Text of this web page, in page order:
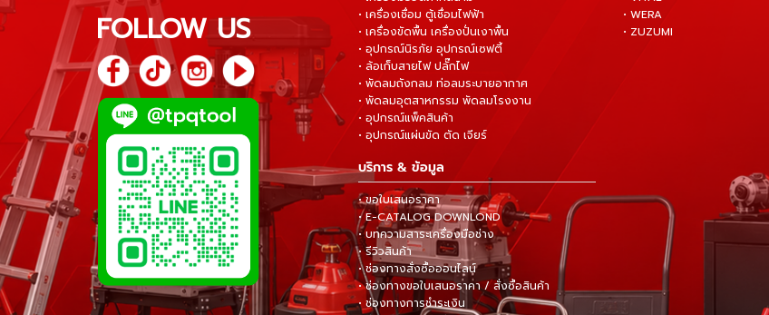
FOLLOW US
• เครื่องเชื่อม ตู้เชื่อมไฟฟ้า
• เครื่องขัดพื้น เครื่องปั่นเงาพื้น
• อุปกรณ์นิรภัย อุปกรณ์เซฟตี้
• ล้อเก็บสายไฟ ปลั๊กไฟ
• พัดลมถังกลม ท่อลมระบายอากาศ
• พัดลมอุตสาหกรรม พัดลมโรงงาน
• อุปกรณ์แพ็คสินค้า
• อุปกรณ์แผ่นขัด ตัด เจียร์
• WERA
• ZUZUMI
บริการ & ข้อมูล
• ขอใบเสนอราคา
• E-CATALOG DOWNLOND
• บทความสาระเครื่องมือช่าง
• รีวิวสินค้า
• ช่องทางสั่งซื้อออนไลน์
• ช่องทางขอใบเสนอราคา / สั่งซื้อสินค้า
• ช่องทางการชำระเงิน